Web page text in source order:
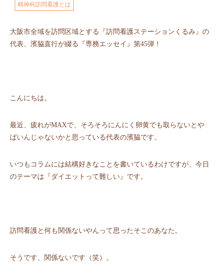
精神科訪問看護とは
大阪市全域を訪問区域とする『訪問看護ステーションくるみ』の
代表、濱脇直行が綴る『専務エッセイ』第45弾！
こんにちは。
最近、疲れがMAXで、そろそろにんにく卵⻩でも取らないとや
ばいんじゃないかと思っている代表の濱脇です。
いつもコラムには結構好きなことを書いているわけですが、今⽇
のテーマは『ダイエットって難しい』です。
訪問看護と何も関係ないやんって思ったそこのあなた。
そうです、関係ないです（笑）。